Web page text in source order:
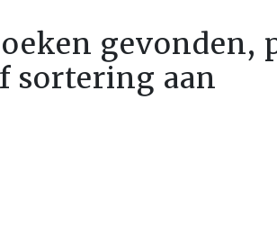
gevonden,
sortering aan